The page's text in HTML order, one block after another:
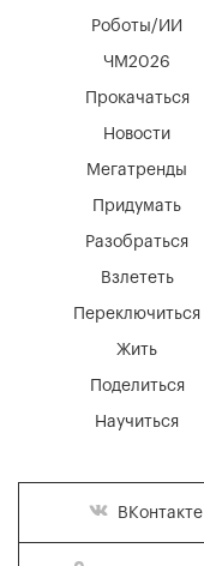
Мегатренды
Придумать
Разобраться
Взлететь
Новости
Переключиться
Жить
Поделиться
Научиться
Роботы/ИИ
ЧМ2026
Прокачаться
ВКонтакте